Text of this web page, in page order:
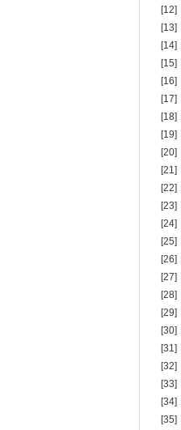
[12]
[13]
[14]
[15]
[16]
[17]
[18]
[19]
[20]
[21]
[22]
[23]
[24]
[25]
[26]
[27]
[28]
[29]
[30]
[31]
[32]
[33]
[34]
[35]